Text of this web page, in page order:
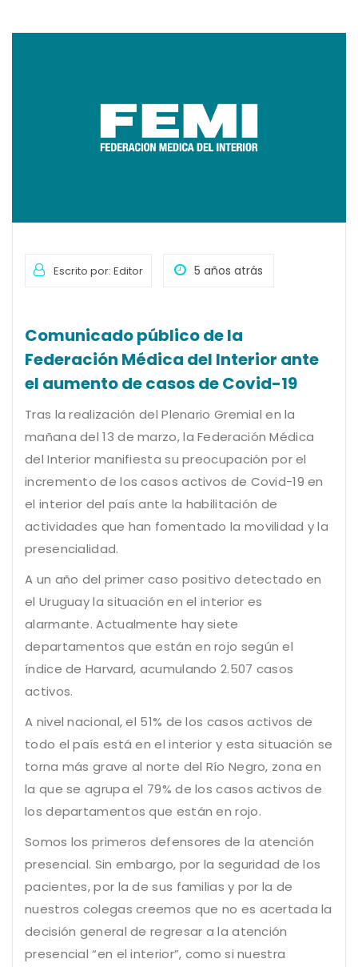
Escrito por: Editor 5 años atrás
Comunicado público de la
Federación Médica del Interior ante
el aumento de casos de Covid-19
Tras la realización del Plenario Gremial en la
mañana del 13 de marzo, la Federación Médica
del Interior manifiesta su preocupación por el
incremento de los casos activos de Covid-19 en
el interior del país ante la habilitación de
actividades que han fomentado la movilidad y la
presencialidad.
A un año del primer caso positivo detectado en
el Uruguay la situación en el interior es
alarmante. Actualmente hay siete
departamentos que están en rojo según el
índice de Harvard, acumulando 2.507 casos
activos.
A nivel nacional, el 51% de los casos activos de
todo el país está en el interior y esta situación se
torna más grave al norte del Río Negro, zona en
la que se agrupa el 79% de los casos activos de
los departamentos que están en rojo.
Somos los primeros defensores de la atención
presencial. Sin embargo, por la seguridad de los
pacientes, por la de sus familias y por la de
nuestros colegas creemos que no es acertada la
decisión general de regresar a la atención
presencial “en el interior”, como si nuestra